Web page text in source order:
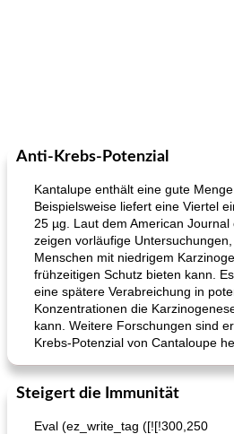
Anti-Krebs-Potenzial
Kantalupe enthält eine gute
Beispielsweise liefert eine Viertel
25 µg. Laut dem American Journal
zeigen vorläufige
Menschen mit niedrigem
frühzeitigen Schutz bieten kann.
eine spätere Verabreichung in
Konzentrationen die
kann. Weitere Forschungen sind
Krebs-Potenzial von Cantaloupe
Steigert die Immunität
Eval (ez_write_tag ([![!300,250